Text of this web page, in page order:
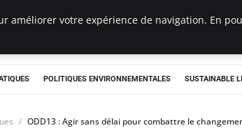
POLITIQUES ENVIRONNEMENTALES SUSTAINABLE
ODD13 : Agir sans délai pour combattre le
améliorer votre expérience de navigation. En